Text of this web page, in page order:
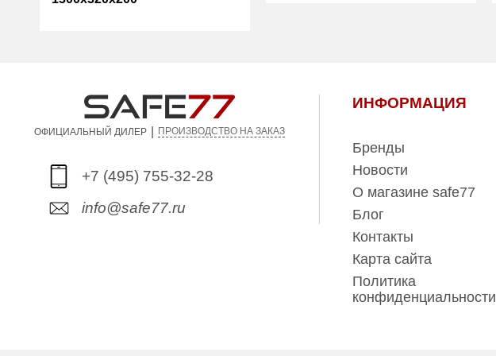
Вес (кг): 25.00
Гарантия: 1 год
ОФИЦИАЛЬНЫЙ ДИЛЕР | ПРОИЗВОДСТВО НА ЗАКАЗ
+7 (495) 755-32-28
info@safe77.ru
ИНФОРМАЦИЯ
Бренды
Новости
О магазине safe77
Блог
Контакты
Карта сайта
Политика
конфиденциальности